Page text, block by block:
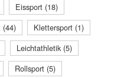
Eissport (18)
(44)
Klettersport (1)
Leichtathletik (5)
Rollsport (5)